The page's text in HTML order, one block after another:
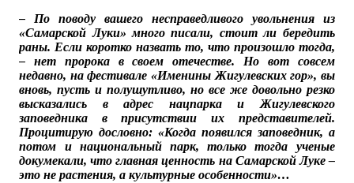
– По поводу вашего несправедливого увольнения из
«Самарской Луки» много писали, стоит ли бередить
раны. Если коротко назвать то, что произошло тогда,
– нет пророка в своем отечестве. Но вот совсем
недавно, на фестивале «Именины Жигулевских гор», вы
вновь, пусть и полушутливо, но все же довольно резко
высказались в адрес нацпарка и Жигулевского
заповедника в присутствии их представителей.
Процитирую дословно: «Когда появился заповедник, а
потом и национальный парк, только тогда ученые
докумекали, что главная ценность на Самарской Луке –
это не растения, а культурные особенности»…